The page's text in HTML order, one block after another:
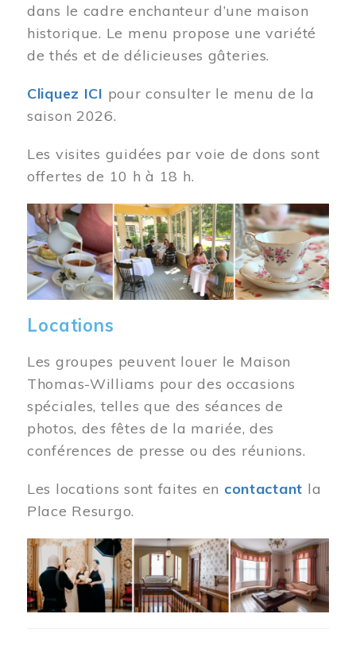
dans le cadre enchanteur d’une maison
historique. Le menu propose une variété
de thés et de délicieuses gâteries.
Cliquez ICI pour consulter le menu de la
saison 2026.
Les visites guidées par voie de dons sont
offertes de 10 h à 18 h.
Image
Locations
Les groupes peuvent louer le Maison
Thomas-Williams pour des occasions
spéciales, telles que des séances de
photos, des fêtes de la mariée, des
conférences de presse ou des réunions.
Les locations sont faites en contactant la
Place Resurgo.
Image